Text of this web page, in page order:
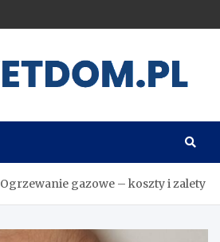
Ogrzewanie gazowe – koszty i zalety